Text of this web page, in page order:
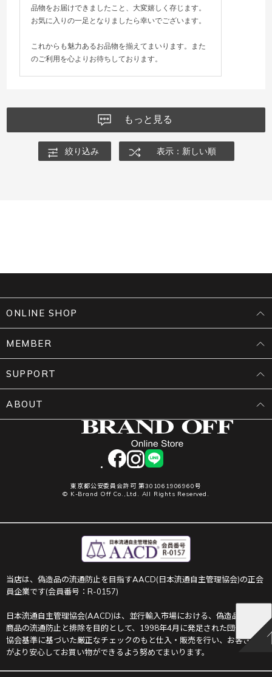
品物をお届けできましたこと、大変嬉しく存じます。
お気に入りの一足となりましたら幸いでございます。
これからも魅力あるお品物を揃えてまいります。また
のご利用を心よりお待ちしております。
もっと見る
絞り込み 表示：新しい順
facebookinstagram
LINE
東京都公安委員会許可 第301061906960号
© K-Brand Off Co.,Ltd. All Rights Reserved.
ONLINE SHOP
MEMBER
SUPPORT
ABOUT
当店は、偽造品の流通防止を目指すAACD(日本流通自主管理協会)の正会
員企業です(会員番号：R-0157)
日本流通自主管理協会(AACD)は、並行輸入市場における、偽造品や不正
商品の流通防止と排除を目的として、1998年4月に発足された団体です。
協会基準に基づいた厳正なチェックのもと仕入・販売を行い、お客さま
がより安心してお買い物ができるよう努めてまいります。